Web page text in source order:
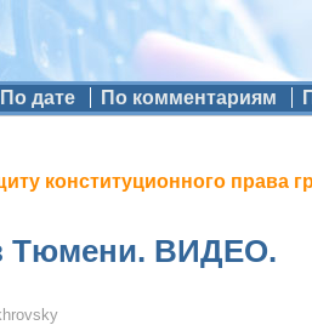
По дате По комментариям
конституционного права
Тюмени. ВИДЕО.